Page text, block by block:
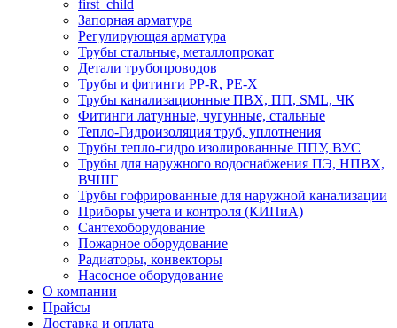
first_child
Запорная арматура
Регулирующая арматура
Трубы стальные, металлопрокат
Детали трубопроводов
Трубы и фитинги PP-R, PE-X
Трубы канализационные ПВХ, ПП, SML, ЧК
Фитинги латунные, чугунные, стальные
Тепло-Гидроизоляция труб, уплотнения
Трубы тепло-гидро изолированные ППУ, ВУС
Трубы для наружного водоснабжения ПЭ, НПВХ,
ВЧШГ
Трубы гофрированные для наружной канализации
Приборы учета и контроля (КИПиА)
Сантехоборудование
Пожарное оборудование
Радиаторы, конвекторы
Насосное оборудование
О компании
Прайсы
Доставка и оплата